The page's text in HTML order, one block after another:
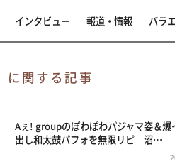
インタビュー 報道・情報 バラ
に関する記事
Aぇ! groupのぽわぽわパジャマ姿＆爆
出し和太鼓パフォを無限リピ 沼…